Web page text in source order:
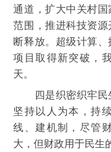
通道，扩大中关村
范围，推进科技资
断释放。超级计算
项目取得新突破，
天。
四是织密织牢民
坚持以人为本，持
线、建机制，尽管
大，但财政用于民生